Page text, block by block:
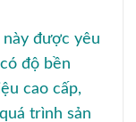
được yêu
độ bền
cao cấp,
trình sản